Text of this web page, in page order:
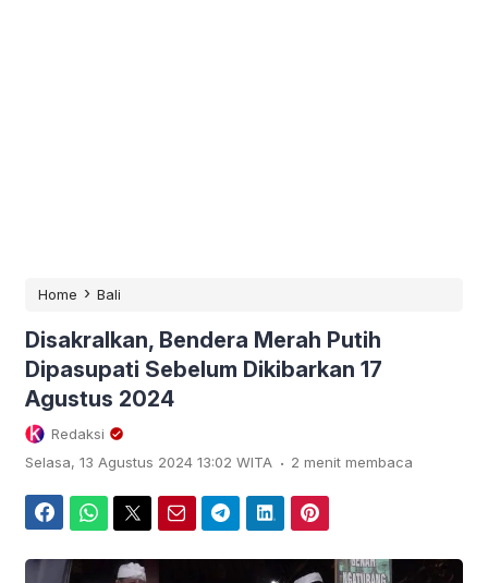
Home › Bali
Disakralkan, Bendera Merah Putih
Dipasupati Sebelum Dikibarkan 17
Agustus 2024
Redaksi
Selasa, 13 Agustus 2024 13:02 WITA . 2 menit membaca